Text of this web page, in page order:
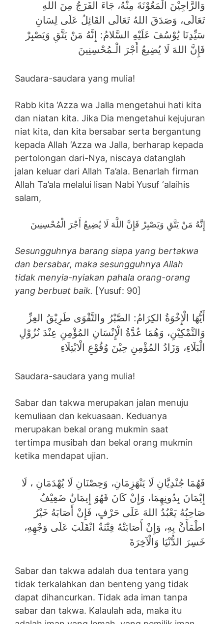
وَالرَّاجِيْنَ الْمَعُوْنَةَ مِنْهُ، جَاءَ الفَرَجُ مِنَ اللهِ
تَعَالَى، وَصَدَقَ اللهُ تَعَالَى القَائِلُ عَلَى لِسَانِ
سَيِّدِنَا يُوْسُفَ عَلَيْهِ السَّلامُ: إِنَّهُ مَنْ يَتَّقِ وَيَصْبِرْ
فَإِنَّ اللهَ لَا يُضِيعُ أَجْرَ الْـمُحْسِنِينَ
Saudara-saudara yang mulia!
Rabb kita ‘Azza wa Jalla mengetahui hati kita
dan niatan kita. Jika Dia mengetahui kejujuran
niat kita, dan kita bersabar serta bergantung
kepada Allah ‘Azza wa Jalla, berharap kepada
pertolongan dari-Nya, niscaya datanglah
jalan keluar dari Allah Ta’ala. Benarlah firman
Allah Ta’ala melalui lisan Nabi Yusuf ‘alaihis
salam,
إِنَّهُ مَنْ يَتَّقِ وَيَصْبِرْ فَإِنَّ اللَّهَ لَا يُضِيعُ أَجْرَ الْمُحْسِنِينَ
Sesungguhnya barang siapa yang bertakwa
dan bersabar, maka sesungguhnya Allah
tidak menyia-nyiakan pahala orang-orang
yang berbuat baik. [Yusuf: 90]
أَيُّهَا الْإِخْوَةُ الكِرَامُ: الصَّبْرُ والتَّقْوَى طَرِيْقُ العِزِّ
وَالتَّمْكِيْنِ، وَهُمَا عُدَّةُ الْإِنْسَانِ المُؤْمِنِ عِنْدَ نُزُوْلِ
الْبَلَاءِ، وَزَادُ المُؤْمِنِ حِيْنَ وُقُوْعِ الْابْتِلَاءِ
Saudara-saudara yang mulia!
Sabar dan takwa merupakan jalan menuju
kemuliaan dan kekuasaan. Keduanya
merupakan bekal orang mukmin saat
tertimpa musibah dan bekal orang mukmin
ketika mendapat ujian.
فَهُمَا جُنْدِيَّانِ لَا يَنْهَزِمَانِ، وَحِصْنَانِ لَا يُهْدَمَانِ ، لَا
إِيْمَانَ بِدُونِهِمَا، وَإِنْ كَانَ فَهُوَ إِيمَانٌ ضَعِيْفٌ
صَاحِبُهُ يَعْبُدُ اللهَ عَلَى حَرْفٍ، فَإِنْ أَصَابَهُ خَيْرٌ
اطْمَأَنَّ بِهِ، وَإِنْ أَصَابَتْهُ فِتْنَةٌ انْقَلَبَ عَلَى وَجْهِهِ،
خَسِرَ الدُّنْيَا وَالْآخِرَةَ
Sabar dan takwa adalah dua tentara yang
tidak terkalahkan dan benteng yang tidak
dapat dihancurkan. Tidak ada iman tanpa
sabar dan takwa. Kalaulah ada, maka itu